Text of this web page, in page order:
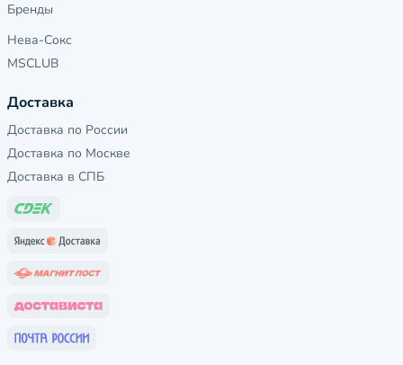
Бренды
Нева-Сокс
MSCLUB
Доставка
Доставка по России
Доставка по Москве
Доставка в СПБ